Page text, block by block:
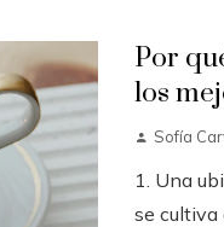
Por
los
Sofía
1. Una
se cultiva